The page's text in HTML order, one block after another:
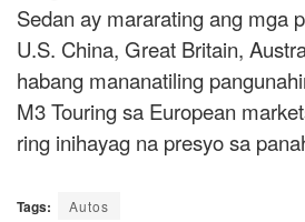
Sedan ay mararating ang mga
U.S. China, Great Britain,
habang mananatiling
M3 Touring sa European
ring inihayag na presyo sa
Tags: Autos